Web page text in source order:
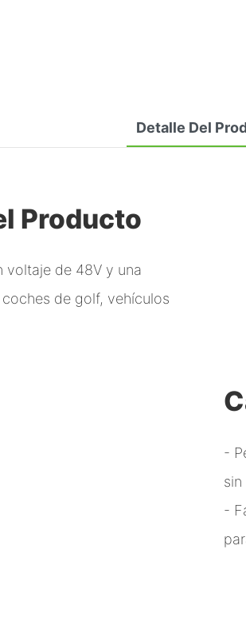
Detalle Del
Producto
voltaje de 48V y una
de golf, vehículos
-
-